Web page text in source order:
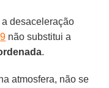
desaceleração
não substitui a
.
atmosfera, não se